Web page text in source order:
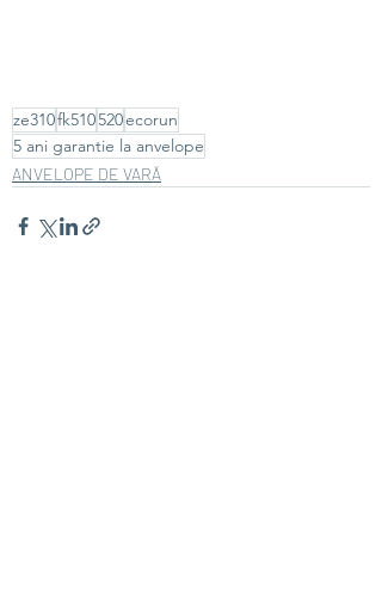
ze310fk510520ecorun
5 ani garantie la anvelope
ANVELOPE DE VARĂ